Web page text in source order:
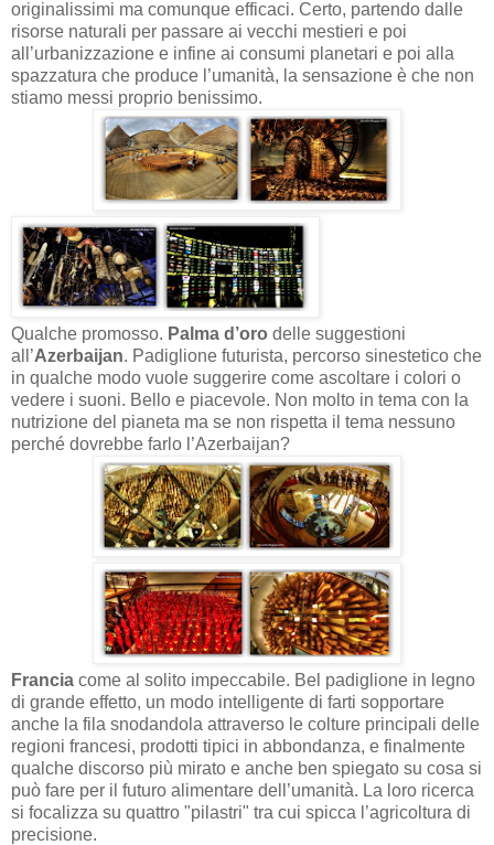
originalissimi ma comunque efficaci. Certo, partendo dalle
risorse naturali per passare ai vecchi mestieri e poi
all’urbanizzazione e infine ai consumi planetari e poi alla
spazzatura che produce l’umanità, la sensazione è che non
stiamo messi proprio benissimo.
Qualche promosso. Palma d’oro delle suggestioni
all’Azerbaijan. Padiglione futurista, percorso sinestetico che
in qualche modo vuole suggerire come ascoltare i colori o
vedere i suoni. Bello e piacevole. Non molto in tema con la
nutrizione del pianeta ma se non rispetta il tema nessuno
perché dovrebbe farlo l’Azerbaijan?
Francia come al solito impeccabile. Bel padiglione in legno
di grande effetto, un modo intelligente di farti sopportare
anche la fila snodandola attraverso le colture principali delle
regioni francesi, prodotti tipici in abbondanza, e finalmente
qualche discorso più mirato e anche ben spiegato su cosa si
può fare per il futuro alimentare dell’umanità. La loro ricerca
si focalizza su quattro "pilastri" tra cui spicca l’agricoltura di
precisione.